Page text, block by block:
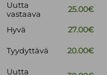
Uutta
vastaava
25.00€
Hyvä
27.00€
Tyydyttävä 20.00€
Uutta